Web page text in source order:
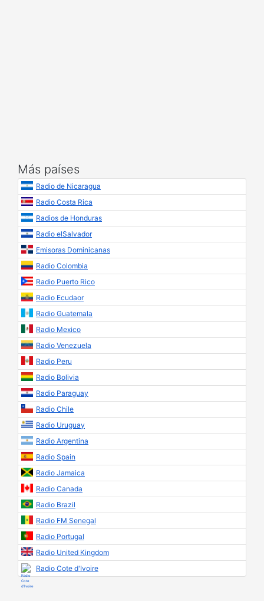
Más países
Radio de Nicaragua
Radio Costa Rica
Radios de Honduras
Radio elSalvador
Emisoras Dominicanas
Radio Colombia
Radio Puerto Rico
Radio Ecudaor
Radio Guatemala
Radio Mexico
Radio Venezuela
Radio Peru
Radio Bolivia
Radio Paraguay
Radio Chile
Radio Uruguay
Radio Argentina
Radio Spain
Radio Jamaica
Radio Canada
Radio Brazil
Radio FM Senegal
Radio Portugal
Radio United Kingdom
Radio Cote d'Ivoire